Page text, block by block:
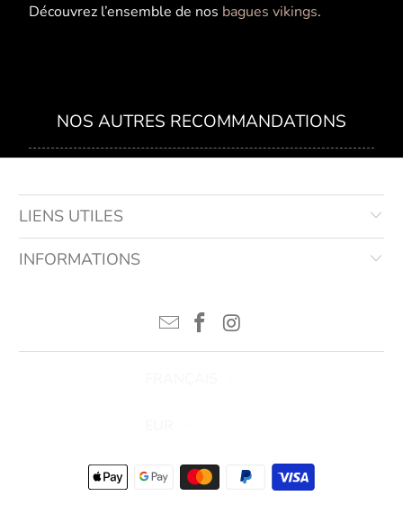
Découvrez l’ensemble de nos bagues vikings.
NOS AUTRES RECOMMANDATIONS
LIENS UTILES
INFORMATIONS